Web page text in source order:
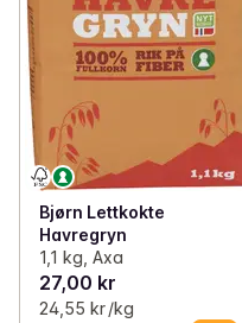
Bjørn Lettkokte
Havregryn
1,1 kg, Axa
27,00 kr
24,55 kr /kg